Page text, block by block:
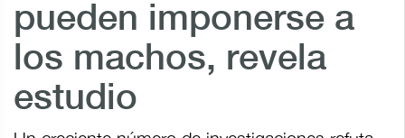
pueden imponerse a
los machos, revela
estudio